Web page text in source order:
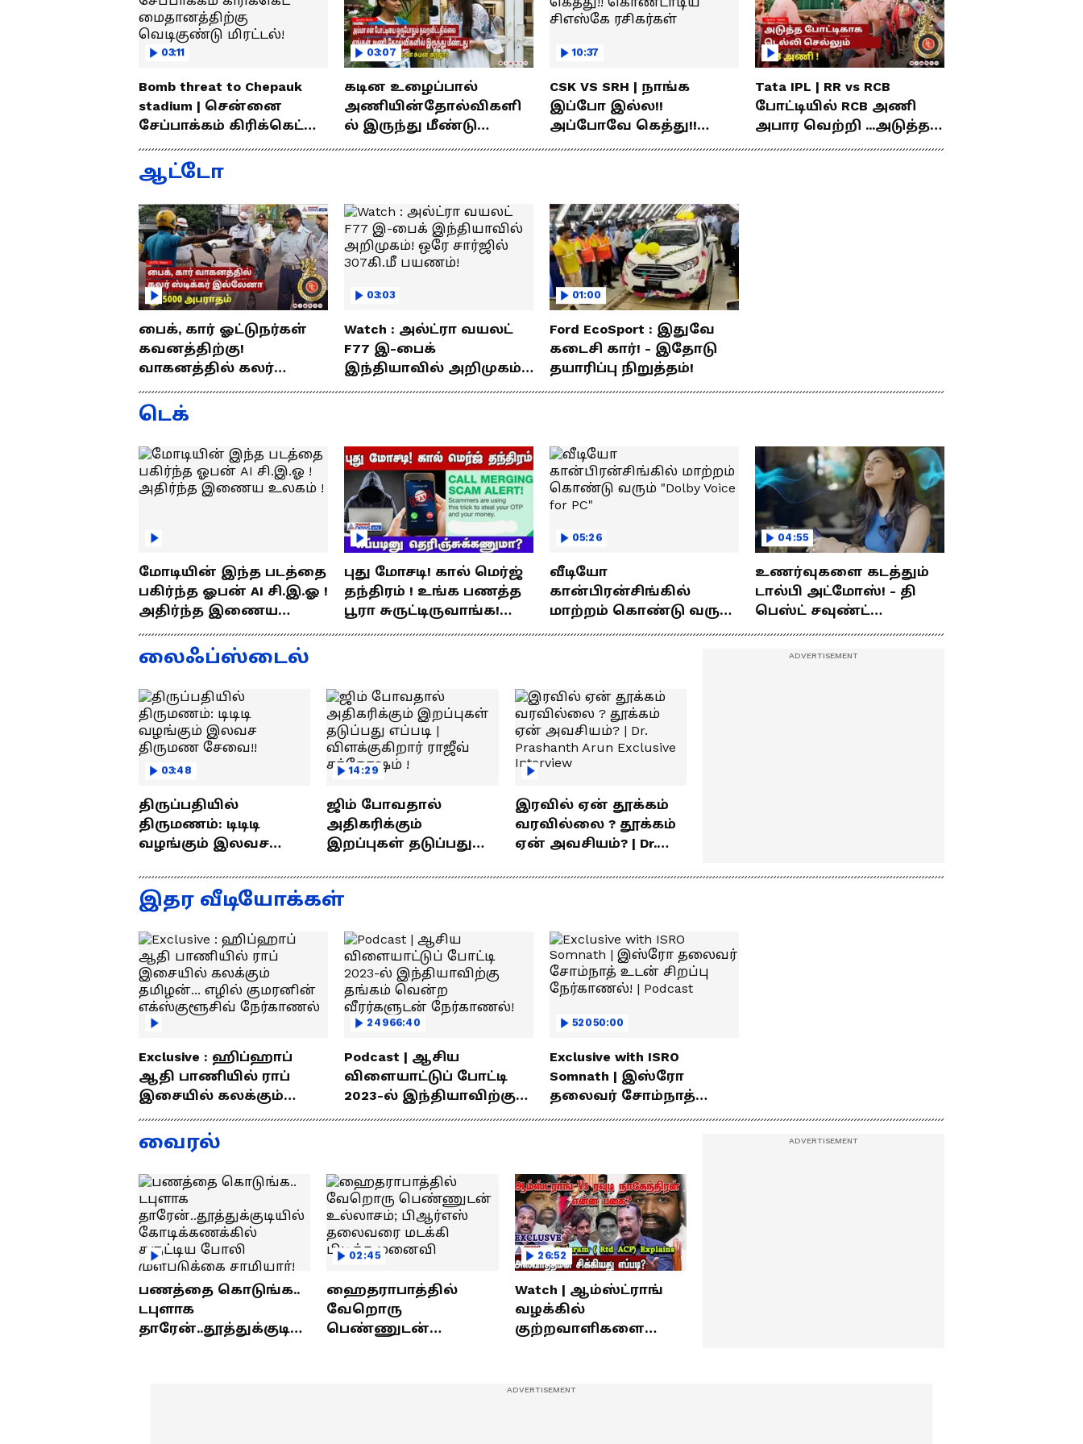
03:11
Bomb threat to Chepauk
stadium | சென்னை
சேப்பாக்கம் கிரிக்கெட்
வெடிகுண்டு மிரட்டல்!
03:07
கடின உழைப்பால்
அணியின்தோல்விகளி
ல் இருந்து மீண்டு
10:37
CSK VS SRH | நாங்க
இப்போ இல்ல!!
அப்போவே கெத்து!!
Tata IPL | RR vs RCB
போட்டியில் RCB அணி
அபார வெற்றி ...அடுத்த
ஆட்டோ
பைக், கார் ஓட்டுநர்கள்
கவனத்திற்கு!
வாகனத்தில் கலர்
ஸ்டிக்கர் இல்லேனா
ரூ.5000 அபராதம் !
03:03
Watch : அல்ட்ரா வயலட்
F77 இ-பைக்
இந்தியாவில் அறிமுகம்!
ஒரே சார்ஜில் 307கி.மீ
01:00
Ford EcoSport : இதுவே
கடைசி கார்! - இதோடு
தயாரிப்பு நிறுத்தம்!
டெக்
மோடியின் இந்த படத்தை
பகிர்ந்த ஓபன் AI சி.இ.ஓ !
அதிர்ந்த இணைய
உலகம் !
புது மோசடி! கால் மெர்ஜ்
தந்திரம் ! உங்க பணத்த
பூரா சுருட்டிருவாங்க!
எப்படினு
05:26
வீடியோ
கான்பிரன்சிங்கில்
மாற்றம் கொண்டு வரும்
"Dolby Voice for PC"
04:55
உணர்வுகளை கடத்தும்
டால்பி அட்மோஸ்! - தி
பெஸ்ட் சவுண்ட்
எக்ஸ்பீரியன்ஸ்
லைஃப்ஸ்டைல்
03:48
திருப்பதியில்
திருமணம்: டிடிடி
வழங்கும் இலவச
14:29
ஜிம் போவதால்
அதிகரிக்கும்
இறப்புகள் தடுப்பது
ராஜீவ் சந்தோஷம் !
இரவில் ஏன் தூக்கம்
வரவில்லை ? தூக்கம்
ஏன் அவசியம்? | Dr.
Interview
இதர வீடியோக்கள்
Exclusive : ஹிப்ஹாப்
ஆதி பாணியில் ராப்
இசையில் கலக்கும்
தமிழன்... எழில்
குமரனின்
எக்ஸ்குளூசிவ்
நேர்காணல்
24966:40
Podcast | ஆசிய
விளையாட்டுப் போட்டி
2023-ல் இந்தியாவிற்கு
தங்கம் வென்ற
52050:00
Exclusive with ISRO
Somnath | இஸ்ரோ
தலைவர் சோம்நாத்
உடன் சிறப்பு
வைரல்
பணத்தை கொடுங்க..
டபுளாக
தாரேன்..தூத்துக்குடியி
02:45
ஹைதராபாத்தில்
வேறொரு
பெண்ணுடன்
26:52
Watch | ஆம்ஸ்ட்ராங்
வழக்கில்
குற்றவாளிகளை
Rtd ACP Interview